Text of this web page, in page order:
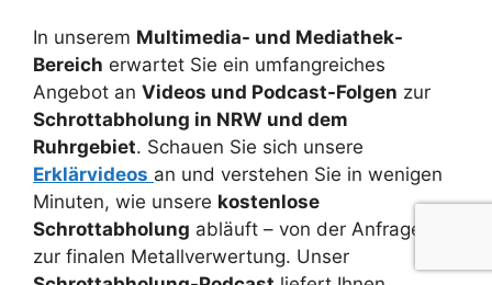
In unserem Multimedia- und Mediathek-
Bereich erwartet Sie ein umfangreiches
Angebot an Videos und Podcast-Folgen zur
Schrottabholung in NRW und dem
Ruhrgebiet. Schauen Sie sich unsere
Erklärvideos an und verstehen Sie in wenigen
Minuten, wie unsere kostenlose
Schrottabholung abläuft – von der Anfrage bis
zur finalen Metallverwertung. Unser